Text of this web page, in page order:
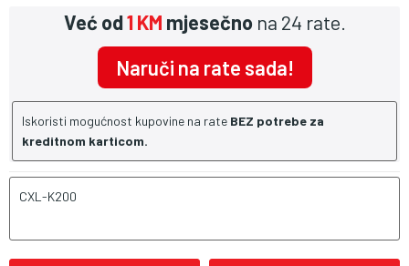
Već od1 KM mjesečno na 24 rate.
Naruči na rate sada!
Iskoristi mogućnost kupovine na rate BEZ potrebe za
kreditnom karticom.
CXL-K200